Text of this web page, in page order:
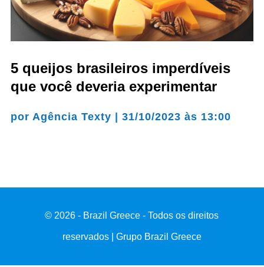
5 queijos brasileiros imperdíveis
que você deveria experimentar
por Agência Texty | 31/10/2023 às 13:00
© 2026 - Brazil Greece - Todos os direitos
reservados | Grupo Brazil Greece